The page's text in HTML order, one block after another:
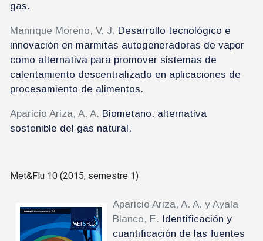
gas.
Manrique Moreno, V. J. Desarrollo tecnológico e
innovación en marmitas autogeneradoras de vapor
como alternativa para promover sistemas de
calentamiento descentralizado en aplicaciones de
procesamiento de alimentos.
Aparicio Ariza, A. A. Biometano: alternativa
sostenible del gas natural.
Met&Flu 10 (2015, semestre 1)
Aparicio Ariza, A. A. y Ayala
Blanco, E. Identificación y
cuantificación de las fuentes